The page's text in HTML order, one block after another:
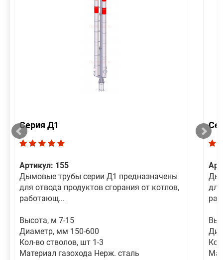
Серия Д1
Артикул: 155
Дымовые трубы серии Д1 предназначены
для отвода продуктов сгорания от котлов,
работающ...
Высота, м 7-15
Диаметр, мм 150-600
Кол-во стволов, шт 1-3
Материал газохода Нерж. сталь